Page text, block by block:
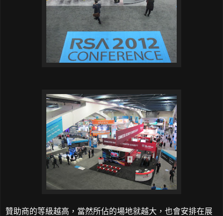
贊助商的等級越高，當然所佔的場地就越大，也會安排在展